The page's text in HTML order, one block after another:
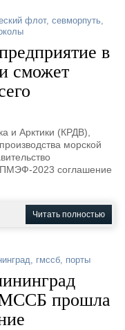
флот, севморпуть,
в
сможет
и Арктики (КРДВ),
морской
ПМЭФ-2023 соглашение
Читать полностью
, гмссб, порты
прошла